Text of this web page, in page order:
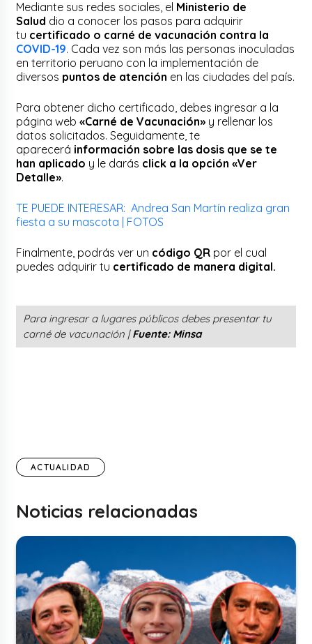
Mediante sus redes sociales, el Ministerio de
Salud dio a conocer los pasos para adquirir
tu certificado o carné de vacunación contra la
COVID-19. Cada vez son más las personas inoculadas
en territorio peruano con la implementación de
diversos puntos de atención en las ciudades del país.
Para obtener dicho certificado, debes ingresar a la
página web«Carné de Vacunación» y rellenar los
datos solicitados. Seguidamente, te
aparecerá información sobre las dosis que se te
han aplicado y le darás click a la opción «Ver
Detalle».
TE PUEDE INTERESAR: Andrea San Martín realiza gran
fiesta a su mascota | FOTOS
Finalmente, podrás ver un código QR por el cual
puedes adquirir tu certificado de manera digital.
Para ingresar a lugares públicos debes presentar tu
carné de vacunación |Fuente: Minsa
ACTUALIDAD
Noticias relacionadas